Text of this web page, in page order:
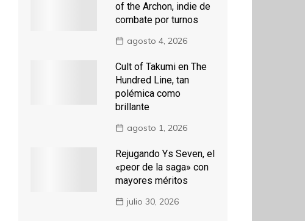
of the Archon, indie de
combate por turnos
agosto 4, 2026
Cult of Takumi en The
Hundred Line, tan
polémica como
brillante
agosto 1, 2026
Rejugando Ys Seven, el
«peor de la saga» con
mayores méritos
julio 30, 2026